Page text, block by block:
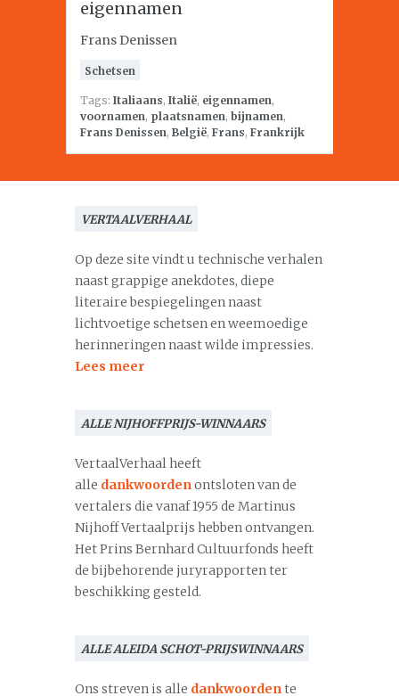
eigennamen
Frans Denissen
Schetsen
Tags: Italiaans, Italië, eigennamen,
voornamen, plaatsnamen, bijnamen,
Frans Denissen, België, Frans, Frankrijk
VERTAALVERHAAL
Op deze site vindt u technische verhalen
naast grappige anekdotes, diepe
literaire bespiegelingen naast
lichtvoetige schetsen en weemoedige
herinneringen naast wilde impressies.
Lees meer
ALLE NIJHOFFPRIJS-WINNAARS
VertaalVerhaal heeft
alle dankwoordenontsloten van de
vertalers die vanaf 1955 de Martinus
Nijhoff Vertaalprijs hebben ontvangen.
Het Prins Bernhard Cultuurfonds heeft
de bijbehorende juryrapporten ter
beschikking gesteld.
ALLE ALEIDA SCHOT-PRIJSWINNAARS
Ons streven is alle dankwoordente